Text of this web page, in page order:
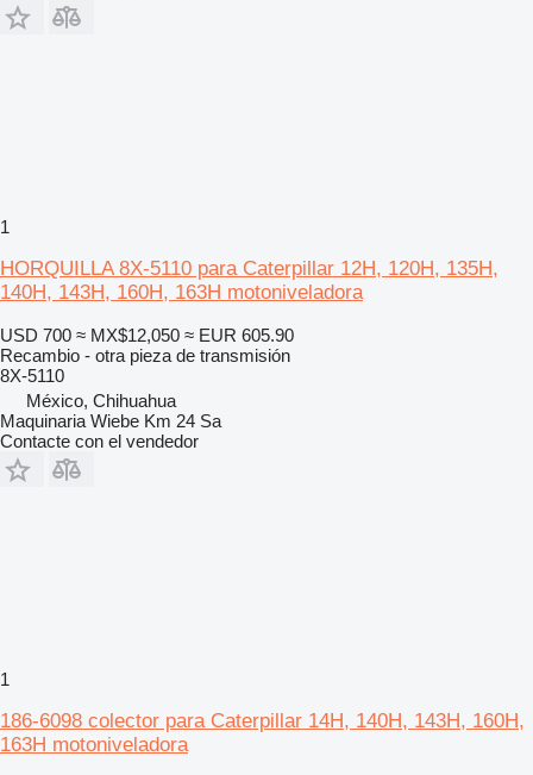
1
HORQUILLA 8X-5110 para Caterpillar 12H, 120H, 135H,
140H, 143H, 160H, 163H motoniveladora
USD 700 ≈ MX$12,050 ≈ EUR 605.90
Recambio - otra pieza de transmisión
8X-5110
México, Chihuahua
Maquinaria Wiebe Km 24 Sa
Contacte con el vendedor
1
186-6098 colector para Caterpillar 14H, 140H, 143H, 160H,
163H motoniveladora